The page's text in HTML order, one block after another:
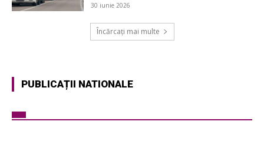
30 iunie 2026
Încărcați mai multe
PUBLICAȚII NATIONALE